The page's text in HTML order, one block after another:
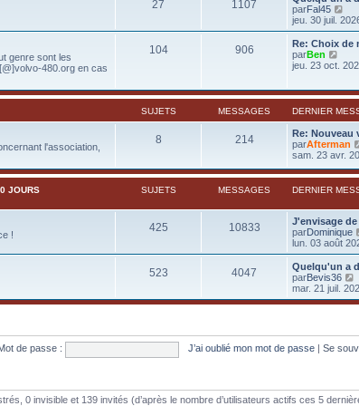
e
d
e
r
i
r
m
e
s
s
a
g
e
27 1107
parFal45
o
i
r
e
r
n
i
r
m
e
s
a
jeu. 30 juil.
genre sont les
480.org en cas
104 906
Re: Choix de
parBen
o
l
e
e
r
n
i
e
m
s
a
g
jeu. 23 oct.
SUJETS MESSAGES DERNIER
l'association,
8 214
Re: Nouveau
parAfterman
sam. 23 avr.
JOURS
SUJETS MESSAGES DERNIER
!
425 10833
J'envisage de
parDominique
lun. 03 août
523 4047
Quelqu'un a
parBevis36
i
mar. 21 juil.
de passe : J’ai oublié mon mot de passe Se
0 invisible et 139 invités (d’après le nombre d’utilisateurs actifs ces 5